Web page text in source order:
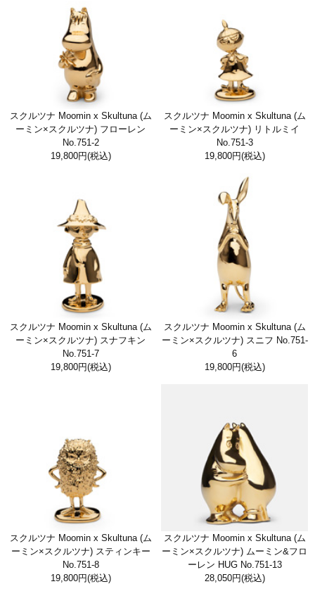
スクルツナ Moomin x Skultuna (ム
ーミン×スクルツナ) フローレン
No.751-2
19,800円(税込)
スクルツナ Moomin x Skultuna (ム
ーミン×スクルツナ) リトルミイ
No.751-3
19,800円(税込)
スクルツナ Moomin x Skultuna (ム
ーミン×スクルツナ) スナフキン
No.751-7
19,800円(税込)
スクルツナ Moomin x Skultuna (ム
ーミン×スクルツナ) スニフ No.751-
6
19,800円(税込)
スクルツナ Moomin x Skultuna (ム
ーミン×スクルツナ) スティンキー
No.751-8
19,800円(税込)
スクルツナ Moomin x Skultuna (ム
ーミン×スクルツナ) ムーミン&フロ
ーレン HUG No.751-13
28,050円(税込)